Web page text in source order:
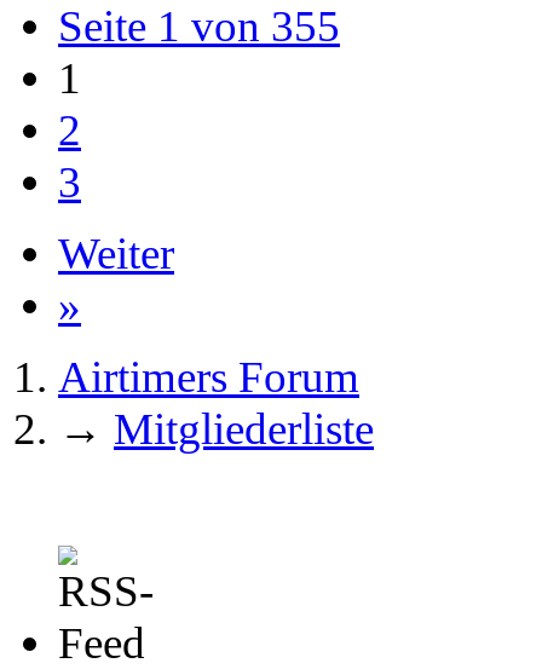
Seite 1 von 355
1
2
3
Weiter
»
Airtimers Forum
→ Mitgliederliste